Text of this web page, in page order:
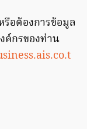
อต้องการข้อมูล
ค์กรของท่าน